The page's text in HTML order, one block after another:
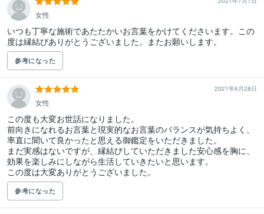
女性
いつも丁寧な施術であたたかいお言葉をかけてくださいます。この
度は縁結びありがとうございました。またお願いします。
参考になった
2021年6月28日
女性
この度も大変お世話になりました。
前向きになれるお言葉と現実的なお言葉のバランスが気持ちよく、
率直に聞いて良かったと思える御鑑定をいただきました。
まだ実感はないですが、縁結びしていただきました安心感を胸に、
効果を楽しみにしながら生活していきたいと思います。
この度は大変ありがとうございました。
参考になった